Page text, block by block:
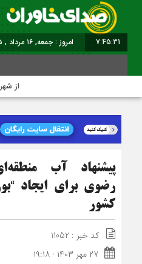
7:45:32 امروز : جمعه, ۱۶ مرداد , ۱۴۰۵
از
پیشنهاد آب
رضوی برای ایجاد
کشور
کد خبر : 11052
۲۷ مهر ۱۴۰۳ - ۱۹:۱۸